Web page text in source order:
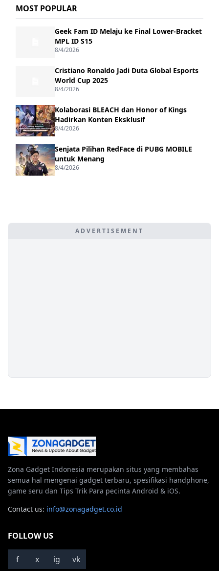
MOST POPULAR
Geek Fam ID Melaju ke Final Lower-Bracket
MPL ID S15
8/4/2026
Cristiano Ronaldo Jadi Duta Global Esports
World Cup 2025
8/4/2026
Kolaborasi BLEACH dan Honor of Kings
Hadirkan Konten Eksklusif
8/4/2026
Senjata Pilihan RedFace di PUBG MOBILE
untuk Menang
8/4/2026
ADVERTISEMENT
Zona Gadget Indonesia merupakan situs yang membahas
semua hal mengenai gadget terbaru, spesifikasi handphone,
game seru dan Tips Trik Para pecinta Android & iOS.
Contact us: info@zonagadget.co.id
FOLLOW US
f x ig vk